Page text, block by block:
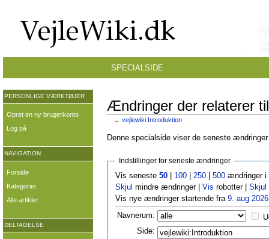
Ændringer der relaterer
← vejlewiki:Introduktion
Denne specialside viser de seneste
Indstillinger for seneste ændringer
Vis seneste 50| 100| 250| 500ændringer i
Skjul mindre ændringer | Vis robotter | Skjul
Vis nye ændringer startende fra 9. aug
Navnerum:
Side:
SPECIALSIDE
PERSONLIGE VÆRKTØJER
Opret en ny brugerkonto
Log på
NAVIGATION
Forside
Kategorier
Alle artikler
DELTAGELSE